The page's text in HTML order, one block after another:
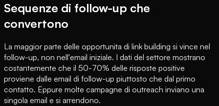
Sequenze di follow-up che
convertono
La maggior parte delle opportunita di link building si vince nel
follow-up, non nell'email iniziale. I dati del settore mostrano
costantemente che il 50-70% delle risposte positive
proviene dalle email di follow-up piuttosto che dal primo
contatto. Eppure molte campagne di outreach inviano una
singola email e si arrendono.